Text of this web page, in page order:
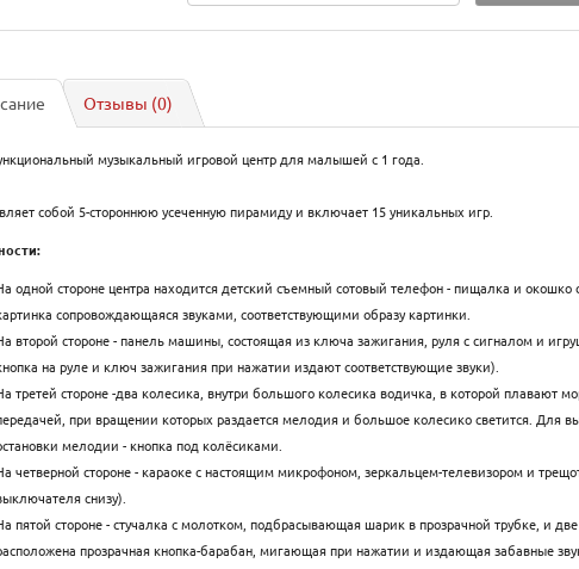
Отзывы (0)
музыкальный игровой центр для малышей с 1 года.
собой 5-стороннюю усеченную пирамиду и включает 15 уникальных игр.
одной стороне центра находится детский съемный сотовый телефон - пищалка и
сопровождающаяся звуками, соответствующими образу картинки.
второй стороне - панель машины, состоящая из ключа зажигания, руля с сигналом и
на руле и ключ зажигания при нажатии издают соответствующие звуки).
третей стороне -два колесика, внутри большого колесика водичка, в которой плавают
при вращении которых раздается мелодия и большое колесико светится. Для
мелодии - кнопка под колёсиками.
четверной стороне - караоке с настоящим микрофоном, зеркальцем-телевизором и
снизу).
пятой стороне - стучалка с молотком, подбрасывающая шарик в прозрачной трубке, и
прозрачная кнопка-барабан, мигающая при нажатии и издающая забавные